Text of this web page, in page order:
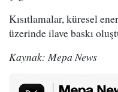
Kısıtlamalar, küresel
üzerinde ilave baskı
Kaynak: Mepa News